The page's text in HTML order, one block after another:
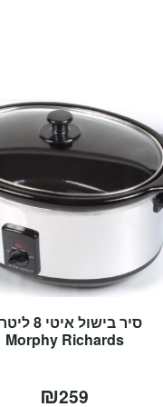
סיר בישול
Morphy Richards
₪259